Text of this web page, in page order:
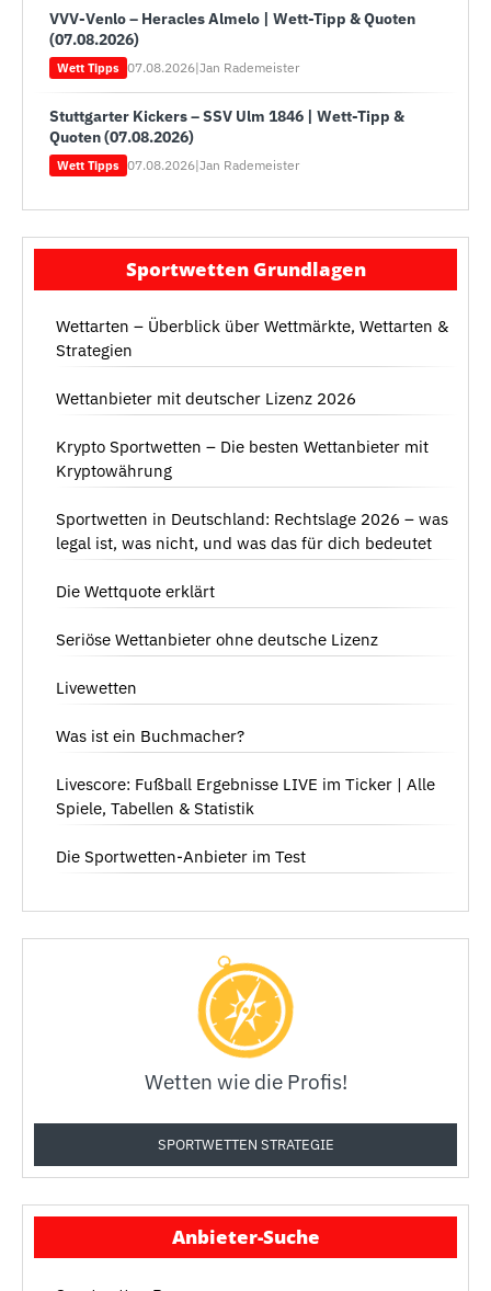
VVV-Venlo – Heracles Almelo | Wett-Tipp & Quoten
(07.08.2026)
Wett Tipps 07.08.2026|Jan Rademeister
Stuttgarter Kickers – SSV Ulm 1846 | Wett-Tipp &
Quoten (07.08.2026)
Wett Tipps 07.08.2026|Jan Rademeister
Sportwetten Grundlagen
Wettarten – Überblick über Wettmärkte, Wettarten &
Strategien
Wettanbieter mit deutscher Lizenz 2026
Krypto Sportwetten – Die besten Wettanbieter mit
Kryptowährung
Sportwetten in Deutschland: Rechtslage 2026 – was
legal ist, was nicht, und was das für dich bedeutet
Die Wettquote erklärt
Seriöse Wettanbieter ohne deutsche Lizenz
Livewetten
Was ist ein Buchmacher?
Livescore: Fußball Ergebnisse LIVE im Ticker | Alle
Spiele, Tabellen & Statistik
Die Sportwetten-Anbieter im Test
Wetten wie die Profis!
SPORTWETTEN STRATEGIE
Anbieter-Suche